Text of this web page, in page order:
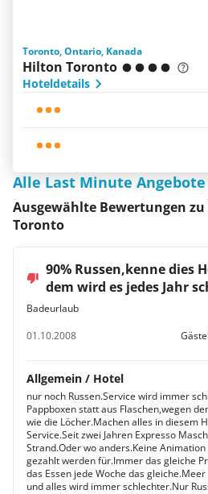
Toronto, Ontario, Kanada
Hilton Toronto
Hoteldetails
Alle Last Minute
Ausgewählte Bewertungen
Toronto
90% Russen,kenne dies
dem wird es jedes Jahr
Badeurlaub
01.10.2008
Allgemein / Hotel
nur noch Russen.Service wird immer
Pappboxen statt aus Flaschen,wegen
wie die Löcher.Machen alles in diesem
Service.Seit zwei Jahren Expresso
Strand.Oder wo anders.Keine
gezahlt werden für.Immer das gleiche
das Essen jede Woche das
und alles wird immer schlechter.Nur